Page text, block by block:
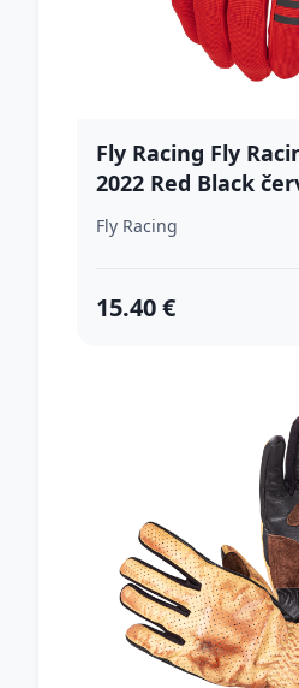
Fly Racing Fly
2022 Red Black
S
Fly Racing
15.40 €